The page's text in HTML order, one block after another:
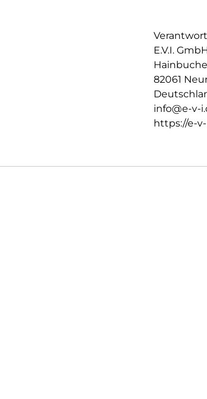
Hersteller
und
Einfaches,
Mit dem
sich die
schiefes
E.V.I.
82061
info@e-v-
https://e-